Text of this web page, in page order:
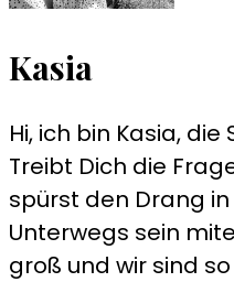
Kasia
Hi, ich bin Kasia,
Treibt Dich die
spürst den Drang
Unterwegs sein
groß und wir sind